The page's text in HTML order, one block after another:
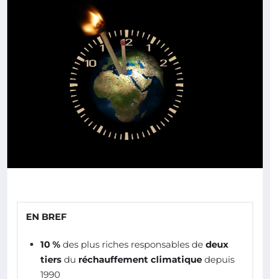
EN BREF
10 % des plus riches responsables de deux
tiers du réchauffement climatique depuis
1990